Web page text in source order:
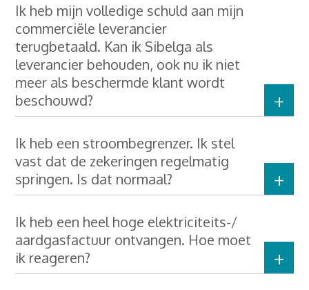
Ik heb mijn volledige schuld aan mijn
commerciële leverancier
terugbetaald. Kan ik Sibelga als
leverancier behouden, ook nu ik niet
meer als beschermde klant wordt
beschouwd?
Ik heb een stroombegrenzer. Ik stel
vast dat de zekeringen regelmatig
springen. Is dat normaal?
Ik heb een heel hoge elektriciteits-/
aardgasfactuur ontvangen. Hoe moet
ik reageren?